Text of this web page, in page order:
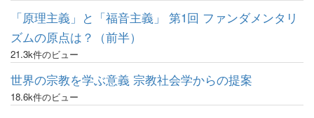
「原理主義」と「福音主義」 第1回 ファンダメンタリ
ズムの原点は？（前半）
21.3k件のビュー
世界の宗教を学ぶ意義 宗教社会学からの提案
18.6k件のビュー